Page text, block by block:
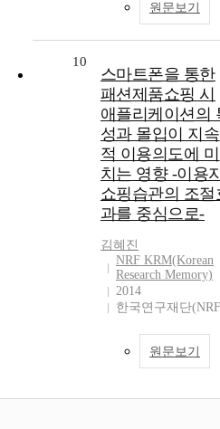
원문보기
10
스마트폰을 통한
패션제품쇼핑 시
애플리케이션의
성과 몰입이 지속
적 이용의도에 미
치는 영향 -이용
쇼핑습관의 조절
과를 중심으로-
김혜진
NRF KRM(Korean
Research Memory)
2014
한국연구재단
원문보기